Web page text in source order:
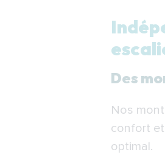
Des
Nos
confort
optimal.